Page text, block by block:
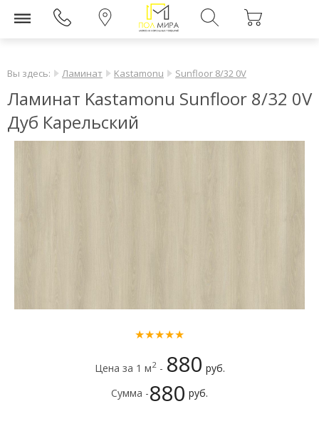
Вы здесь: Ламинат Kastamonu Sunfloor 8/32 0V
Ламинат Kastamonu Sunfloor 8/32 0V
Дуб Карельский
★★★★★
Цена за 1 м2- 880 руб.
Сумма -880 руб.